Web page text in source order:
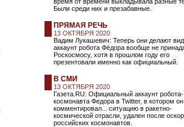
Были среди них и презабавные.
ПРЯМАЯ РЕЧЬ
13 ОКТЯБРЯ 2020
Вадим Лукашевич: Теперь они делают
аккаунт робота Фёдора вообще не
Роскосмосу, хотя в прошлом году его
презентовали именно как официальный.
В СМИ
13 ОКТЯБРЯ 2020
Газета.RU: Официальный аккаунт робота-
космонавта Федора в Twitter, в котором он
комментировал... ситуацию в ракетно-
космической отрасли, удален после
российских космонавтов.